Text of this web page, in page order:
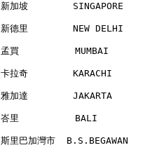
新加坡        SINGAPORE
新德里        NEW
孟買          MUMBAI
卡拉奇        KARACHI
雅加達        JAKARTA
峇里          BALI
斯里巴加灣市  B.S.BEGAWAN